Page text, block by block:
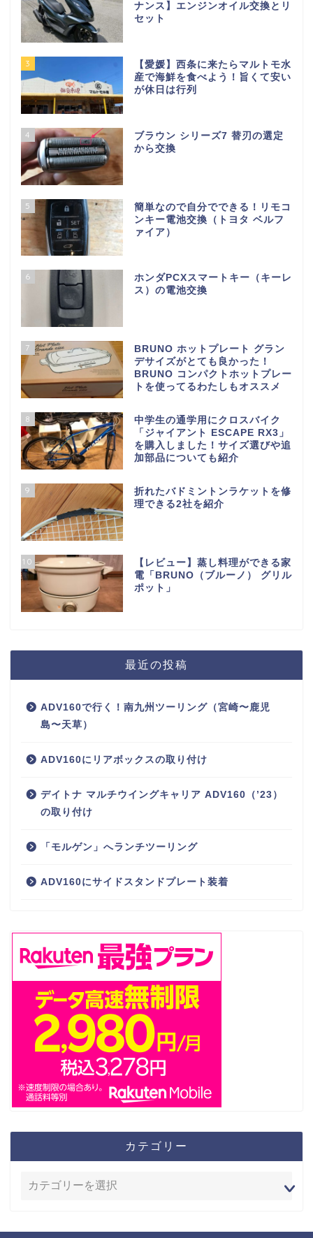
ナンス】エンジンオイル交換とリ
セット
3
【愛媛】西条に来たらマルトモ水
産で海鮮を食べよう！旨くて安い
が休日は行列
4
ブラウン シリーズ7 替刃の選定
から交換
5
簡単なので自分でできる！リモコ
ンキー電池交換（トヨタ ベルフ
ァイア）
6
ホンダPCXスマートキー（キーレ
ス）の電池交換
7
BRUNO ホットプレート グラン
デサイズがとても良かった！
BRUNO コンパクトホットプレー
トを使ってるわたしもオススメ
8
中学生の通学用にクロスバイク
「ジャイアント ESCAPE RX3」
を購入しました！サイズ選びや追
加部品についても紹介
9
折れたバドミントンラケットを修
理できる2社を紹介
10
【レビュー】蒸し料理ができる家
電「BRUNO（ブルーノ） グリル
ポット」
最近の投稿
ADV160で行く！南九州ツーリング（宮崎〜鹿児
島〜天草）
ADV160にリアボックスの取り付け
デイトナ マルチウイングキャリア ADV160（’23）
の取り付け
「モルゲン」へランチツーリング
ADV160にサイドスタンドプレート装着
カテゴリー